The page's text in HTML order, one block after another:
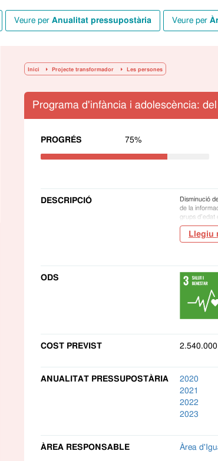
veure per Anualitat pressupostària veure per
Inici Projecte transformador Les persones
Programa d'infància i adolescència:
PROGRÉS 75%
DESCRIPCIÓ
Disminució
de la
grups d’edat
Llegiu
ODS
COST PREVIST
ANUALITAT PRESSUPOSTÀRIA
2020
2021
2022
2023
ÀREA RESPONSABLE Àrea